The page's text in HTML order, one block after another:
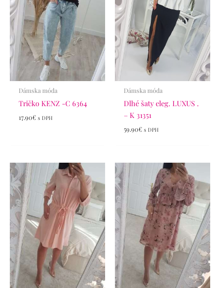
Dámska móda
Tričko KENZ -C 6364
17.90€ s DPH
Dámska móda
Dlhé šaty eleg. LUXUS .
– K 31351
59.90€ s DPH